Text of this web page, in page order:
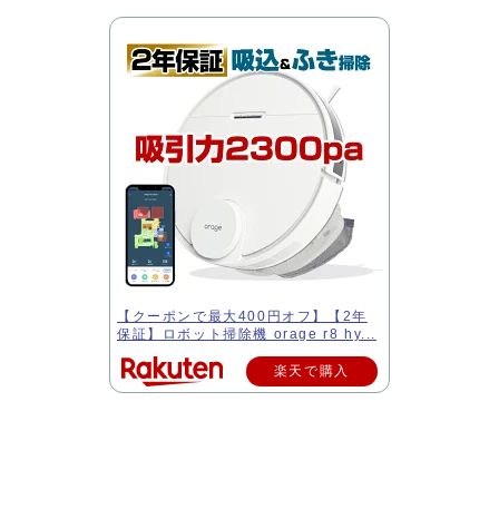
【クーポンで最大400円オフ】【2年
保証】ロボット掃除機 orage r8 hy...
楽天で購入